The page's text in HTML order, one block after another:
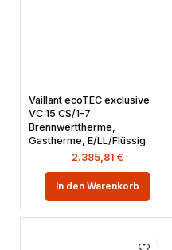
Vaillant ecoTEC exclusive
VC 15 CS/1-7
Brennwerttherme,
Gastherme, E/LL/Flüssig
2.385,81 €
In den Warenkorb